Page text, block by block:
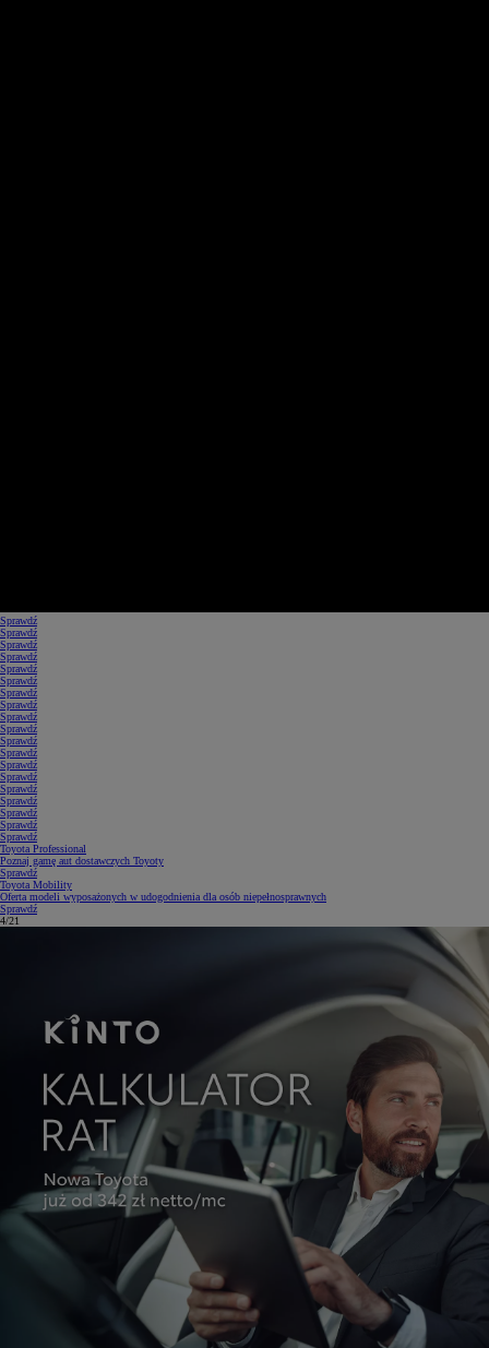
Sprawdź
Sprawdź
Sprawdź
Sprawdź
Sprawdź
Sprawdź
Sprawdź
Sprawdź
Sprawdź
Sprawdź
Sprawdź
Sprawdź
Sprawdź
Sprawdź
Sprawdź
Sprawdź
Sprawdź
Sprawdź
Sprawdź
Toyota Professional
Poznaj gamę aut dostawczych Toyoty
Sprawdź
Toyota Mobility
Oferta modeli wyposażonych w udogodnienia dla osób niepełnosprawnych
Sprawdź
5/21